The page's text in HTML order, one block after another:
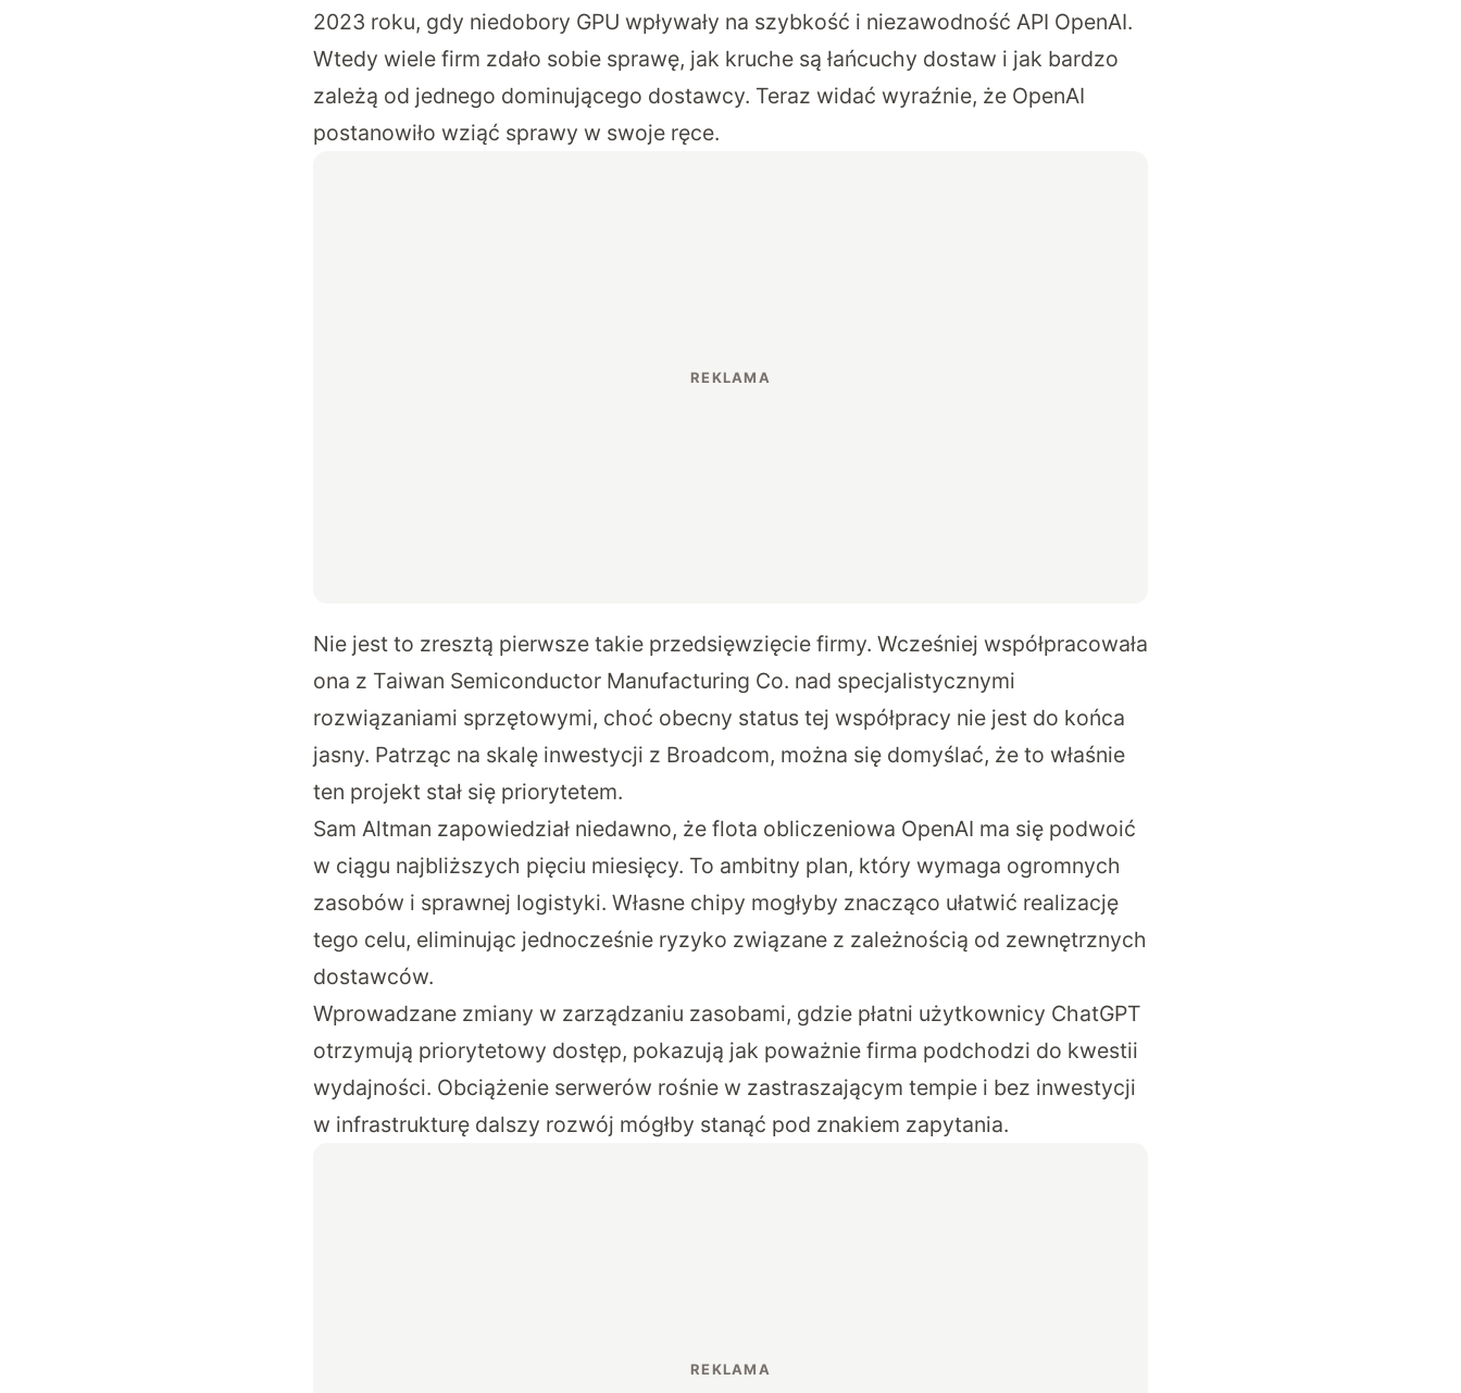
2023 roku, gdy niedobory GPU wpływały na szybkość i niezawodność API OpenAI.
Wtedy wiele firm zdało sobie sprawę, jak kruche są łańcuchy dostaw i jak bardzo
zależą od jednego dominującego dostawcy. Teraz widać wyraźnie, że OpenAI
postanowiło wziąć sprawy w swoje ręce.
Nie jest to zresztą pierwsze takie przedsięwzięcie firmy. Wcześniej współpracowała
ona z Taiwan Semiconductor Manufacturing Co. nad specjalistycznymi
rozwiązaniami sprzętowymi, choć obecny status tej współpracy nie jest do końca
jasny. Patrząc na skalę inwestycji z Broadcom, można się domyślać, że to właśnie
ten projekt stał się priorytetem.
Sam Altman zapowiedział niedawno, że flota obliczeniowa OpenAI ma się podwoić
w ciągu najbliższych pięciu miesięcy. To ambitny plan, który wymaga ogromnych
zasobów i sprawnej logistyki. Własne chipy mogłyby znacząco ułatwić realizację
tego celu, eliminując jednocześnie ryzyko związane z zależnością od zewnętrznych
dostawców.
Wprowadzane zmiany w zarządzaniu zasobami, gdzie płatni użytkownicy ChatGPT
otrzymują priorytetowy dostęp, pokazują jak poważnie firma podchodzi do kwestii
wydajności. Obciążenie serwerów rośnie w zastraszającym tempie i bez inwestycji
w infrastrukturę dalszy rozwój mógłby stanąć pod znakiem zapytania.